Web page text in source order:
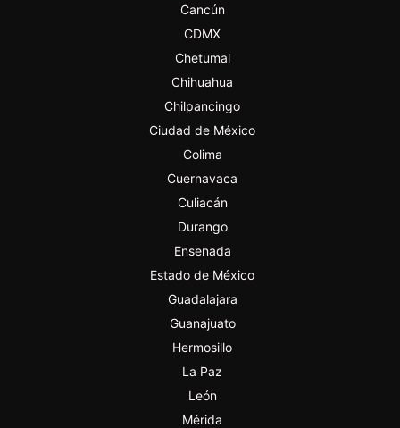
Cancún
CDMX
Chetumal
Chihuahua
Chilpancingo
Ciudad de México
Colima
Cuernavaca
Culiacán
Durango
Ensenada
Estado de México
Guadalajara
Guanajuato
Hermosillo
La Paz
León
Mérida